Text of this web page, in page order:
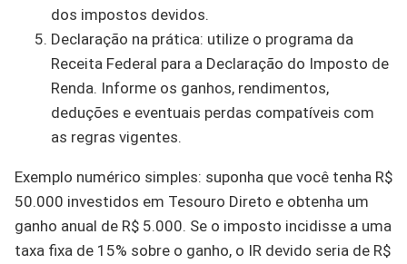
dos impostos devidos.
Declaração na prática: utilize o programa da
Receita Federal para a Declaração do Imposto de
Renda. Informe os ganhos, rendimentos,
deduções e eventuais perdas compatíveis com
as regras vigentes.
Exemplo numérico simples: suponha que você tenha R$
50.000 investidos em Tesouro Direto e obtenha um
ganho anual de R$ 5.000. Se o imposto incidisse a uma
taxa fixa de 15% sobre o ganho, o IR devido seria de R$